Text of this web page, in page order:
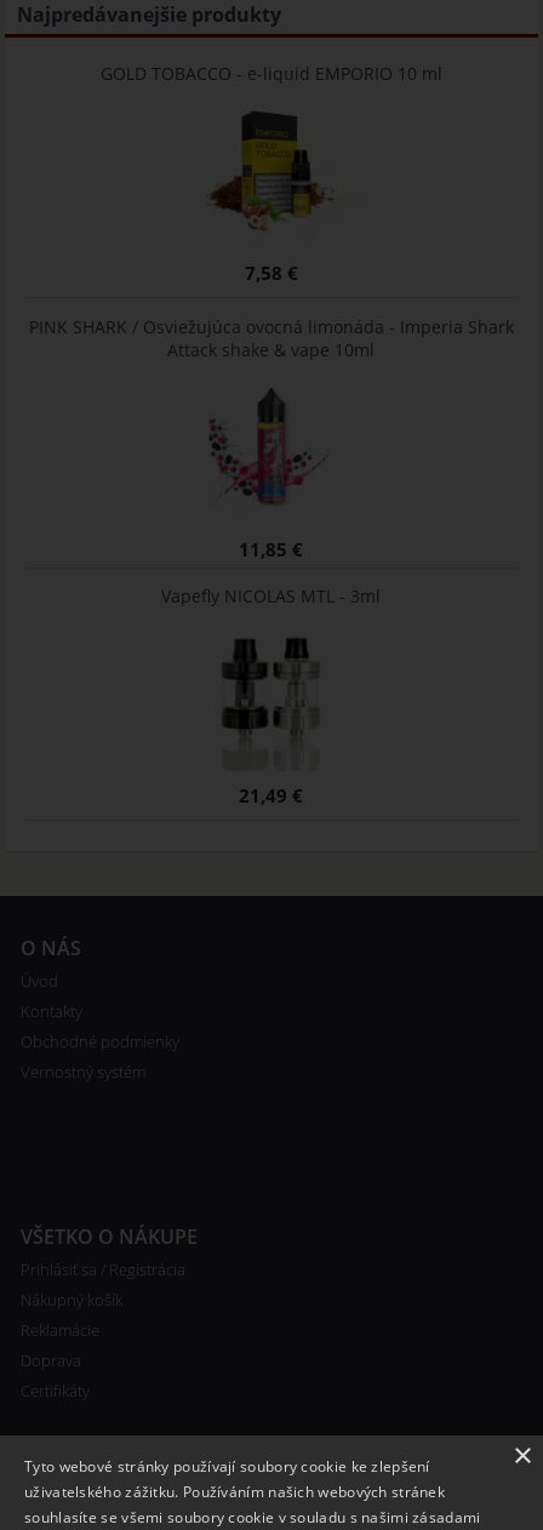
Najpredávanejšie produkty
GOLD TOBACCO - e-liquid EMPORIO 10 ml
7,58 €
PINK SHARK / Osviežujúca ovocná limonáda - Imperia Shark
Attack shake & vape 10ml
11,85 €
Vapefly NICOLAS MTL - 3ml
21,49 €
O NÁS
Úvod
Kontakty
Obchodné podmienky
Vernostný systém
VŠETKO O NÁKUPE
Prihlásiť sa / Registrácia
Nákupný košík
Reklamácie
Doprava
Certifikáty
RYCHLÝ KONTAKT
×
Tyto webové stránky používají soubory cookie ke zlepšení
uživatelského zážitku. Používáním našich webových stránek
souhlasíte se všemi soubory cookie v souladu s našimi zásadami